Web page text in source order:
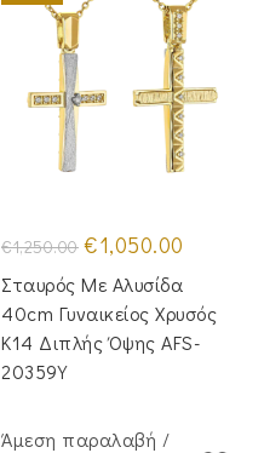
€1,250.00 Original
price
was:
€1,250.00.
€1,050.00
είναι:
€1,050.00.
Σταυρός Με Αλυσίδα
40cm Γυναικείος Χρυσός
Κ14 Διπλής Όψης AFS-
20359Y
Άμεση παραλαβή /